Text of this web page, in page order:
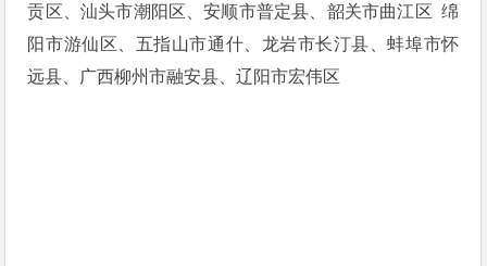
贡区、汕头市潮阳区、安顺市普定县、韶关市曲江区 绵
阳市游仙区、五指山市通什、龙岩市长汀县、蚌埠市怀
远县、广西柳州市融安县、辽阳市宏伟区